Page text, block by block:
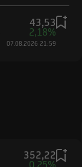
43,53
2,18%
07.08.2026 21:59
352,22